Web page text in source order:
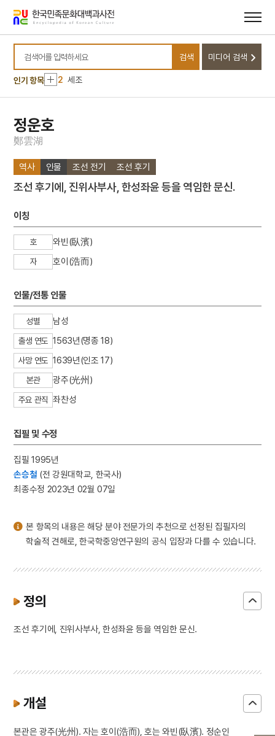
바로가기
바로가기
검색어를 입력하세요
검색 미디어 검색
인기 항목
10
반민족행위특별조사위원회
1 금성대군
2 세조
3 고풀이
7
한명회
8
효감천
10
반민족행위특별조사위원회
1
금성대군
2
세조
4
5 김자점
6 하역
7 한명회
8
효감천
정운호
鄭雲湖
역사 인물 조선 전기 조선 후기
조선 후기에, 진위사부사, 한성좌윤 등을 역임한 문신.
이칭
호 와빈(臥濱)
자 호이(浩而)
인물/전통 인물
성별 남성
출생 연도 1563년(명종 18)
사망 연도 1639년(인조 17)
본관 광주(光州)
주요 관직 좌찬성
집필 및 수정
집필 1995년
손승철 (전 강원대학교, 한국사)
최종수정 2023년 02월 07일
본 항목의 내용은 해당 분야 전문가의 추천으로 선정된 집필자의
학술적 견해로, 한국학중앙연구원의 공식 입장과 다를 수 있습니다.
정의
조선 후기에, 진위사부사, 한성좌윤 등을 역임한 문신.
개설
본관은 광주(光州). 자는 호이(浩而), 호는 와빈(臥濱). 정순인